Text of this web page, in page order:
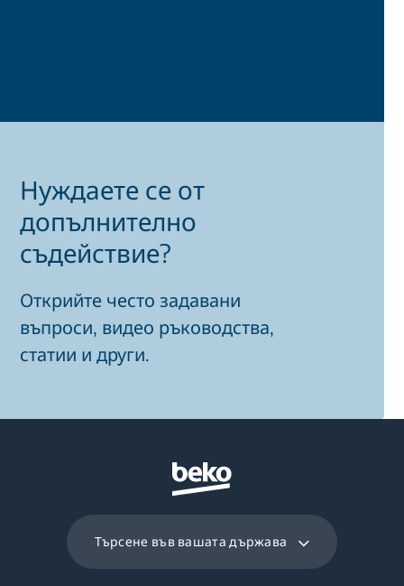
Нуждаете се от
допълнително
съдействие?
Открийте често задавани
въпроси, видео ръководства,
статии и други.
Търсене във вашата държава